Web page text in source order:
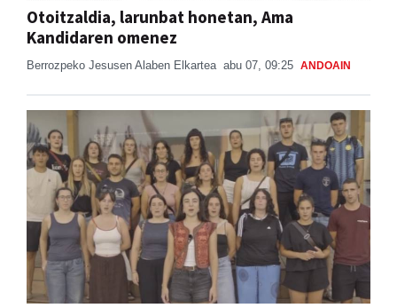
Otoitzaldia, larunbat honetan, Ama
Kandidaren omenez
Berrozpeko Jesusen Alaben Elkartea abu 07, 09:25 ANDOAIN